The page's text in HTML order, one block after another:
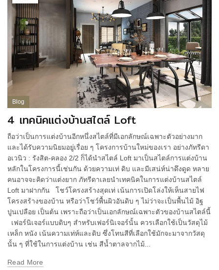
Blog
4 เทคนิคแต่งบ้านสไตล์ Loft
ถือว่าเป็นการแต่งบ้านอีกหนึ่งสไตล์ที่มีเอกลักษณ์เฉพาะตัวอย่างมาก
และได้รับความนิยมอยู่เรื่อย ๆ โครงการบ้านใหม่ของเรา อย่างภัทรีดา
อเวนิว : รังสิต-คลอง 2/2 ก็ได้นำสไตล์ Loft มาเป็นสไตล์การแต่งบ้าน
หลักในโครงการนี้เช่นกัน ด้วยความเท่ ดิบ และมีเสน่ห์น่าดึงดูด หลาย
คนอาจจะคิดว่าแต่งยาก ภัทรีดาเลยนำเทคนิคในการแต่งบ้านสไตล์
Loft มาฝากกัน โชว์โครงสร้างสุดเท่ เน้นการเปิดโล่งให้เห็นสายไฟ
โครงสร้างของบ้าน หรือว่าโชว์พื้นผิวอันดิบ ๆ ไม่ว่าจะเป็นพื้นไม้ อิฐ
ปูนเปลือย เป็นต้น เพราะถือว่าเป็นเอกลักษณ์เฉพาะตัวของบ้านสไตล์นี้
เฟอร์นิเจอร์แบบดิบๆ สำหรับเฟอร์นิเจอร์นั้น ควรเลือกใช้เป็นวัสดุไม้
เหล็ก หนัง เน้นความเท่ห์และดิบ ซึ่งโทนสีที่เลือกใช้มักจะมาจากวัสดุ
นั้น ๆ ที่ใช้ในการแต่งบ้าน เช่น สีน้ำตาลจากไม้...
Read More